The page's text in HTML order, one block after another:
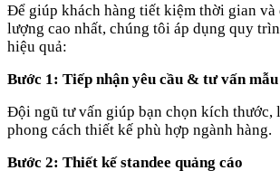
Để giúp khách hàng tiết kiệm thời gian và
lượng cao nhất, chúng tôi áp dụng quy
hiệu quả:
Bước 1: Tiếp nhận yêu cầu & tư vấn mẫu
Đội ngũ tư vấn giúp bạn chọn kích thước,
phong cách thiết kế phù hợp ngành hàng.
Bước 2: Thiết kế standee quảng cáo